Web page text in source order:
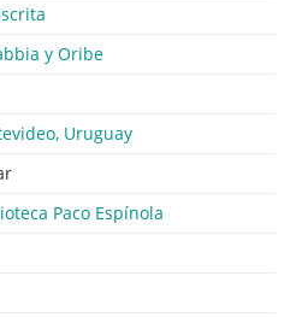
y Oribe
Uruguay
Paco Espínola